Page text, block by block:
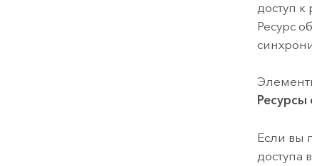
доступ к
Ресурс
Ресурсы
Если вы
доступа